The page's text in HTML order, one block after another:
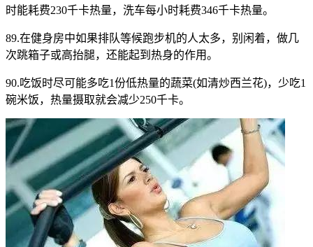
时能耗费230千卡热量，洗车每小时耗费346千卡热量。
89.在健身房中如果排队等候跑步机的人太多，别闲着，做几
次跳箱子或高抬腿，还能起到热身的作用。
90.吃饭时尽可能多吃1份低热量的蔬菜(如清炒西兰花)，少吃1
碗米饭，热量摄取就会减少250千卡。